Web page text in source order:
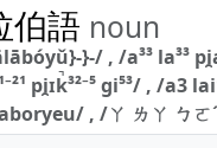
伯語 noun
}-/ , /a³³ la³³
pi̯ɪk̚³²⁻⁵ ɡi⁵³/ , /
, /ㄚ ㄌㄚ ㄅㄛ